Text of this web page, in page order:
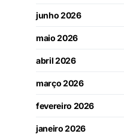
junho 2026
maio 2026
abril 2026
março 2026
fevereiro 2026
janeiro 2026